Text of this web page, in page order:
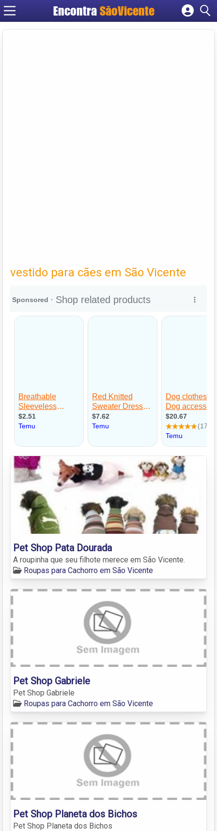
Encontra SãoVicente
Cadastrar empresa
vestido para cães em São Vicente
Pet Shop Pata Dourada
A roupinha que seu filhote merece em São Vicente.
Roupas para Cachorro em São Vicente
Pet Shop Gabriele
Pet Shop Gabriele
Roupas para Cachorro em São Vicente
Pet Shop Planeta dos Bichos
Pet Shop Planeta dos Bichos